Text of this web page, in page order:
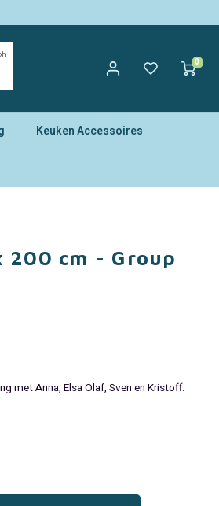
0
Keuken Accessoires
200 cm - Group
met Anna, Elsa Olaf, Sven en Kristoff.